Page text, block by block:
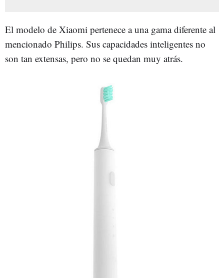
El modelo de Xiaomi pertenece a una gama diferente al
mencionado Philips. Sus capacidades inteligentes no
son tan extensas, pero no se quedan muy atrás.